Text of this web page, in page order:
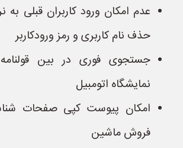
عدم امکان ورود کاربران قبلی به
حذف نام کاربری و رمز ورودکاربر
جستجوی فوری در بین
نمایشگاه اتومبیل
امکان پیوست کپی صفحات
فروش ماشین